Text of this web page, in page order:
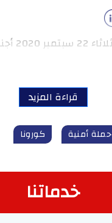
فرّ
قراءة المزيد
حملة أمنية كورونا
خدماتنا